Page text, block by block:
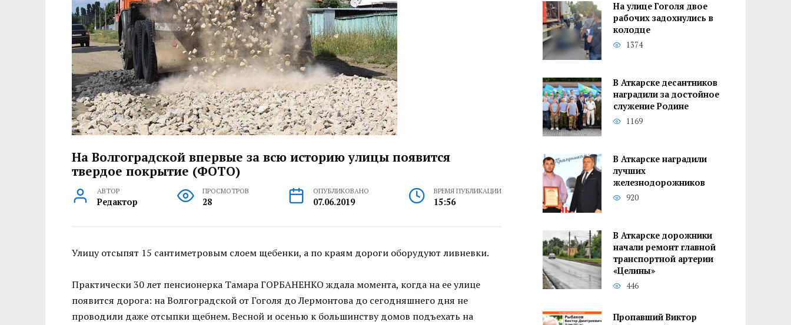
На Волгоградской впервые за всю историю улицы появится
твердое покрытие (ФОТО)
АВТОР
Редактор
ПРОСМОТРОВ
28
ОПУБЛИКОВАНО
07.06.2019
ВРЕМЯ ПУБЛИКАЦИИ
15:56
Улицу отсыпят 15 сантиметровым слоем щебенки, а по краям дороги оборудуют ливневки.
Практически 30 лет пенсионерка Тамара ГОРБАНЕНКО ждала момента, когда на ее улице
появится дорога: на Волгоградской от Гоголя до Лермонтова до сегодняшнего дня не
проводили даже отсыпки щебнем. Весной и осенью к большинству домов подъехать на
На улице Гоголя двое
рабочих задохнулись в
колодце
1374
В Аткарске десантников
наградили за достойное
служение Родине
1169
В Аткарске наградили
лучших
железнодорожников
920
В Аткарске дорожники
начали ремонт главной
транспортной артерии
«Целины»
446
Пропавший Виктор